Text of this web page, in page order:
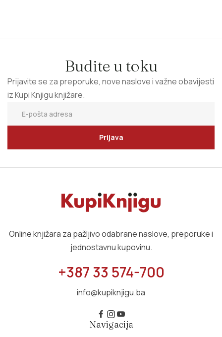
Budite u toku
Prijavite se za preporuke, nove naslove i važne obavijesti
iz Kupi Knjigu knjižare.
Prijava
Online knjižara za pažljivo odabrane naslove, preporuke i
jednostavnu kupovinu.
+387 33 574-700
info@kupiknjigu.ba
Navigacija